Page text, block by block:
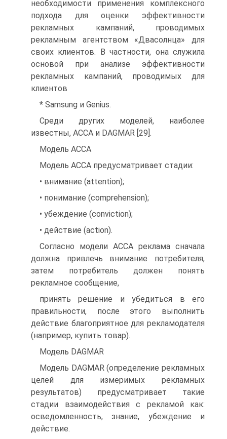
необходимости применения комплексного
подхода для оценки эффективности
рекламных кампаний, проводимых
рекламным агентством «Двасолнца» для
своих клиентов. В частности, она служила
основой при анализе эффективности
рекламных кампаний, проводимых для
клиентов
* Samsung и Genius.
Среди других моделей, наиболее
известны, АССА и DAGMAR [29].
Модель АССА
Модель АССА предусматривает стадии:
• внимание (attention);
• понимание (comprehension);
• убеждение (conviction);
• действие (action).
Согласно модели АССА реклама сначала
должна привлечь внимание потребителя,
затем потребитель должен понять
рекламное сообщение,
принять решение и убедиться в его
правильности, после этого выполнить
действие благоприятное для рекламодателя
(например, купить товар).
Модель DAGMAR
Модель DAGMAR (определение рекламных
целей для измеримых рекламных
результатов) предусматривает такие
стадии взаимодействия с рекламой как:
осведомленность, знание, убеждение и
действие.